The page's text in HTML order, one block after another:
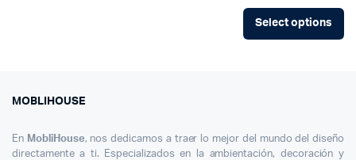
$ 2.000.000.
$ 1.079.600.Select options
MOBLIHOUSE
En MobliHouse, nos dedicamos a traer lo mejor del mundo del diseño
directamente a ti. Especializados en la ambientación, decoración y